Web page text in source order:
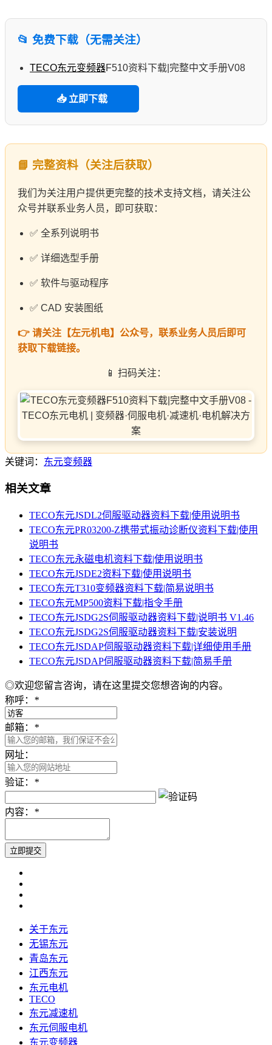
📂 免费下载（无需关注）
TECO东元变频器F510资料下载|完整中文手册V08
📥 立即下载
📘 完整资料（关注后获取）
我们为关注用户提供更完整的技术支持文档，请关注公
众号并联系业务人员，即可获取：
✅ 全系列说明书
✅ 详细选型手册
✅ 软件与驱动程序
✅ CAD 安装图纸
👉 请关注【左元机电】公众号，联系业务人员后即可
获取下载链接。
📱 扫码关注：
关键词： 东元变频器
相关文章
TECO东元JSDL2伺服驱动器资料下载|使用说明书
TECO东元PR03200-Z携带式振动诊断仪资料下载|使用
说明书
TECO东元永磁电机资料下载|使用说明书
TECO东元JSDE2资料下载|使用说明书
TECO东元T310变频器资料下载|简易说明书
TECO东元MP500资料下载|指令手册
TECO东元JSDG2S伺服驱动器资料下载|说明书 V1.46
TECO东元JSDG2S伺服驱动器资料下载|安装说明
TECO东元JSDAP伺服驱动器资料下载|详细使用手册
TECO东元JSDAP伺服驱动器资料下载|简易手册
◎欢迎您留言咨询，请在这里提交您想咨询的内容。
称呼： *
邮箱： *
网址：
验证： *
内容： *
关于东元
无锡东元
青岛东元
江西东元
东元电机
TECO
东元减速机
东元伺服电机
东元变频器